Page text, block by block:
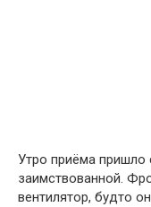
Утро приёма пришло
заимствованной.
вентилятор, будто